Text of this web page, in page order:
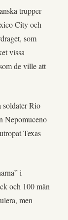
trupper
City och
som
vissa
de ville att
soldater Rio
Nepomuceno
Texas
i
och 100 män
men